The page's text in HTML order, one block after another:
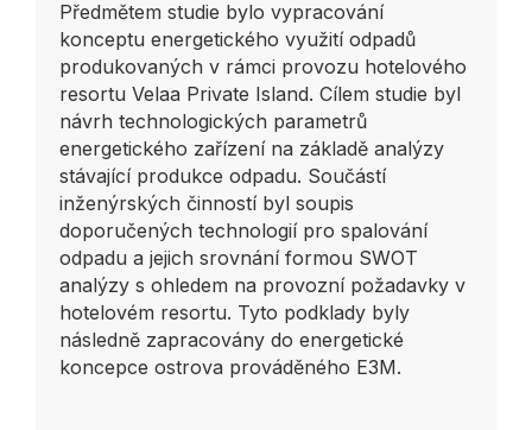
Předmětem studie bylo vypracování
konceptu energetického využití odpadů
produkovaných v rámci provozu hotelového
resortu Velaa Private Island. Cílem studie byl
návrh technologických parametrů
energetického zařízení na základě analýzy
stávající produkce odpadu. Součástí
inženýrských činností byl soupis
doporučených technologií pro spalování
odpadu a jejich srovnání formou SWOT
analýzy s ohledem na provozní požadavky v
hotelovém resortu. Tyto podklady byly
následně zapracovány do energetické
koncepce ostrova prováděného E3M.